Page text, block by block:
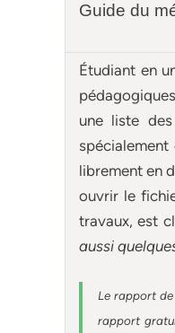
Guide du
Étudiant en
une liste
librement en
ouvrir le
travaux, est
aussi
Le rapport de
rapport